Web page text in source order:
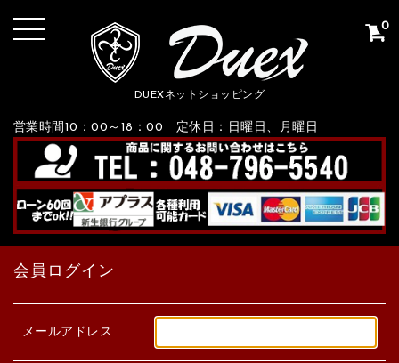
DUEXネットショッピング
営業時間10：00～18：00 定休日：日曜日、月曜日
0
会員ログイン
メールアドレス